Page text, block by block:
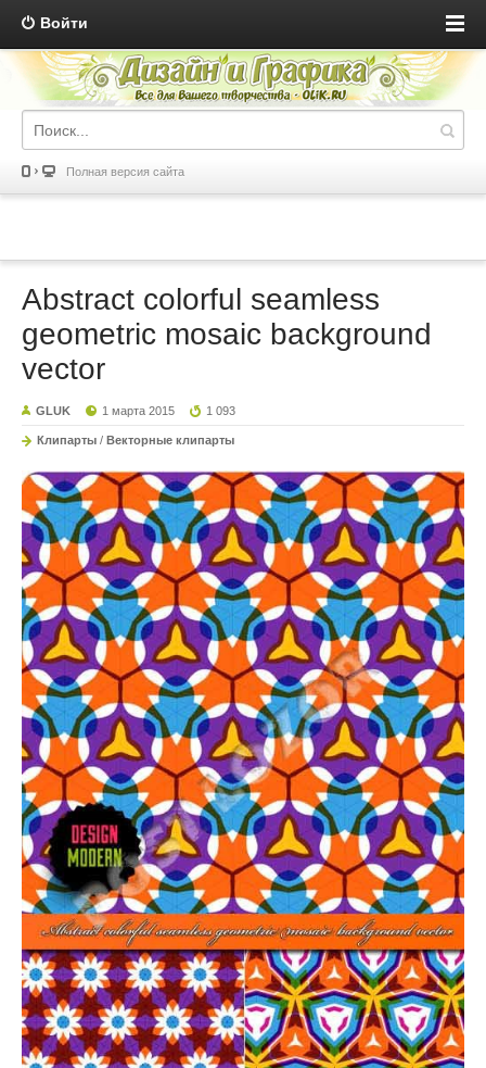
Войти
Полная версия сайта
Abstract colorful seamless
geometric mosaic background
vector
GLUK 1 марта 2015 1 093
Клипарты / Векторные клипарты